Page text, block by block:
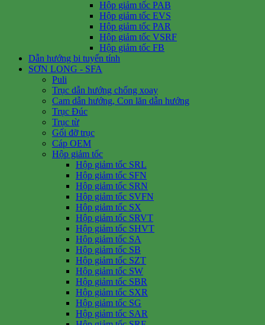
Hộp giảm tốc PAB
Hộp giảm tốc EVS
Hộp giảm tốc PAR
Hộp giảm tốc VSRF
Hộp giảm tốc FB
Dẫn hướng bi tuyến tính
SƠN LONG - SFA
Puli
Trục dẫn hướng chống xoay
Cam dẫn hướng, Con lăn dẫn hướng
Trục Đúc
Trục từ
Gối đỡ trục
Cáp OEM
Hộp giảm tốc
Hộp giảm tốc SRL
Hộp giảm tốc SFN
Hộp giảm tốc SRN
Hộp giảm tốc SVFN
Hộp giảm tốc SX
Hộp giảm tốc SRVT
Hộp giảm tốc SHVT
Hộp giảm tốc SA
Hộp giảm tốc SB
Hộp giảm tốc SZT
Hộp giảm tốc SW
Hộp giảm tốc SBR
Hộp giảm tốc SXR
Hộp giảm tốc SG
Hộp giảm tốc SAR